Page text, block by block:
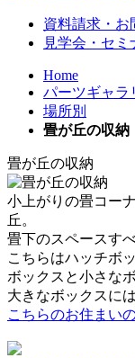
資料請求・お
見学会・セミ
Home
パーツギャラ
場所別
畳が丘の収納
畳が丘の収納
小上がりの畳コー
丘。
畳下のスペースす
こちらはハッチボ
ボックスと小さな
大きなボックスに
こちらのお住まい